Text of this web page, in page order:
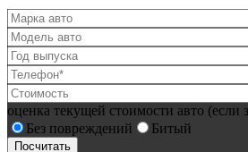
оценка текущей стоимости авто (если
Без повреждений
Битый